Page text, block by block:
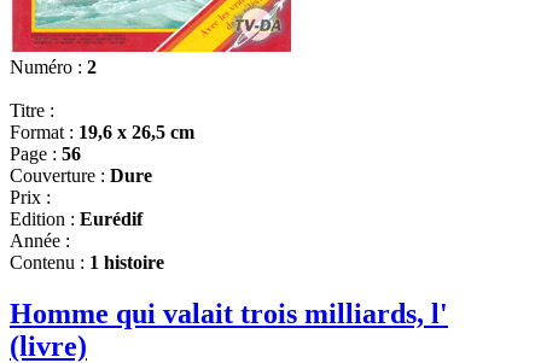
Numéro : 2
Titre :
Format : 19,6 x 26,5 cm
Page : 56
Couverture : Dure
Prix :
Edition : Eurédif
Année :
Contenu : 1 histoire
Homme qui valait trois milliards, l'
(livre)